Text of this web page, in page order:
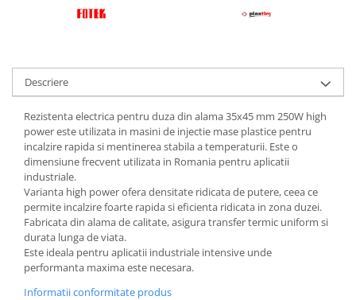
Descriere
Rezistenta electrica pentru duza din alama 35x45 mm 250W high
power este utilizata in masini de injectie mase plastice pentru
incalzire rapida si mentinerea stabila a temperaturii. Este o
dimensiune frecvent utilizata in Romania pentru aplicatii
industriale.
Varianta high power ofera densitate ridicata de putere, ceea ce
permite incalzire foarte rapida si eficienta ridicata in zona duzei.
Fabricata din alama de calitate, asigura transfer termic uniform si
durata lunga de viata.
Este ideala pentru aplicatii industriale intensive unde
performanta maxima este necesara.
Informatii conformitate produs